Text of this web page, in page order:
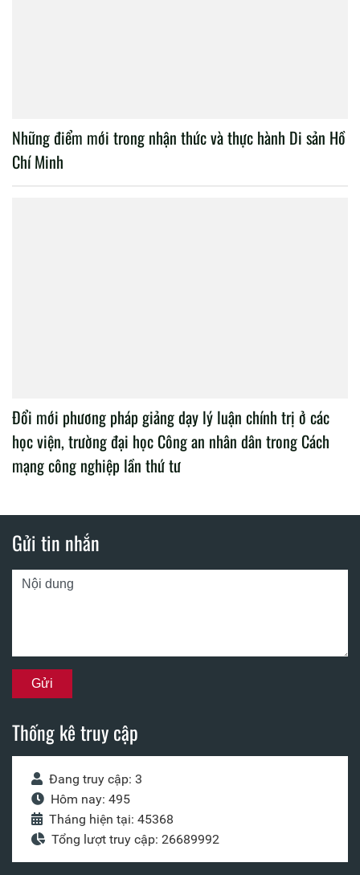
Những điểm mới trong nhận thức và thực hành Di sản Hồ
Chí Minh
Đổi mới phương pháp giảng dạy lý luận chính trị ở các
học viện, trường đại học Công an nhân dân trong Cách
mạng công nghiệp lần thứ tư
Gửi tin nhắn
Thống kê truy cập
Đang truy cập: 3
Hôm nay: 495
Tháng hiện tại: 45368
Tổng lượt truy cập: 26689992